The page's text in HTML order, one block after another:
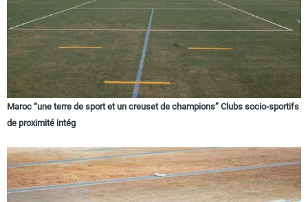
Maroc “une terre de sport et un creuset de champions” Clubs socio-sportifs
de proximité intég